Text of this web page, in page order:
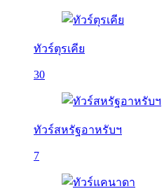
ทัวร์ตุรเคีย
30
ทัวร์สหรัฐอาหรับฯ
7